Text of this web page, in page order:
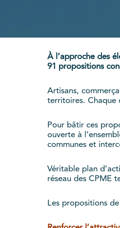
À l’approche des
91 propositions
Artisans,
territoires. Chaque
Pour bâtir ces
ouverte à
communes et
Véritable plan
réseau des CPME
Les propositions